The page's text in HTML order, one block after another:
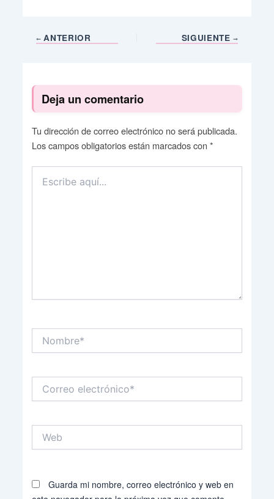
ANTERIOR SIGUIENTE
Deja un comentario
Tu dirección de correo electrónico no será publicada.
Los campos obligatorios están marcados con *
aquí...
electrónico*
Guarda mi nombre, correo electrónico y web en